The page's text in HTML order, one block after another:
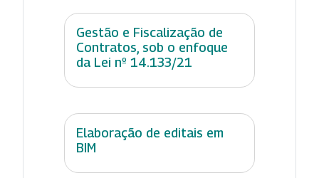
Gestão e Fiscalização de
Contratos, sob o enfoque
da Lei nº 14.133/21
Elaboração de editais em
BIM